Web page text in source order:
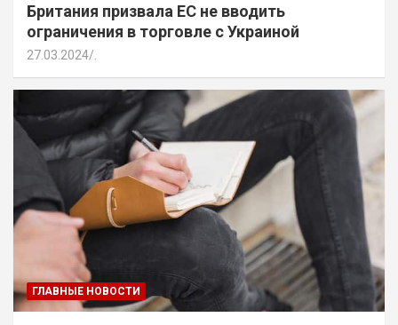
Британия призвала ЕС не вводить
ограничения в торговле с Украиной
27.03.2024
ГЛАВНЫЕ НОВОСТИ